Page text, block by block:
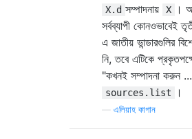
X.d সম্পাদনায় X
।
সর্বব্যাপী কোনওভাবেই
এ জাতীয় ভান্ডারগুলির
নি, তবে এটিকে
"কখনই সম্পাদনা করুন
sources.list ।
এলিয়াহ কাগান